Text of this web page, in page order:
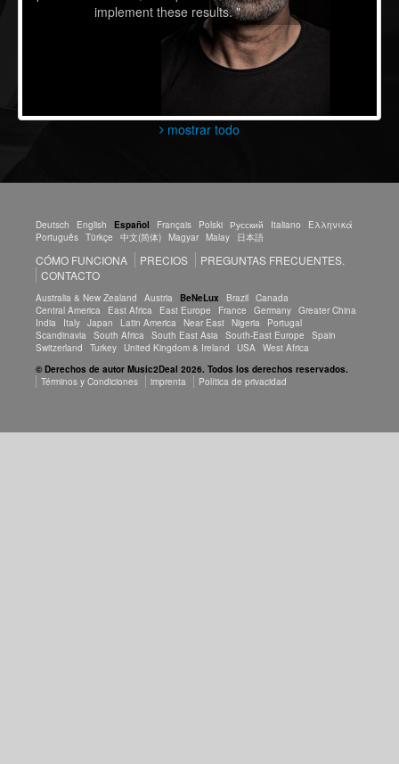
implement these results. "
mostrar todo
Deutsch English Español Français Polski Русский Italiano
Ελληνικά
Português Türkçe 中文(简体) Magyar Malay 日本語
CÓMO FUNCIONA PRECIOS
PREGUNTAS FRECUENTES.
CONTACTO
Australia & New Zealand Austria BeNeLux Brazil Canada
Central America
East Africa East Europe France Germany Greater China
India
Italy Japan Latin America Near East Nigeria
Portugal
Scandinavia
South Africa South East Asia South-East Europe
Spain
Switzerland
Turkey United Kingdom & Ireland USA
West Africa
© Derechos de autor Music2Deal 2026. Todos los derechos reservados.
Términos y Condiciones
imprenta Política de privacidad